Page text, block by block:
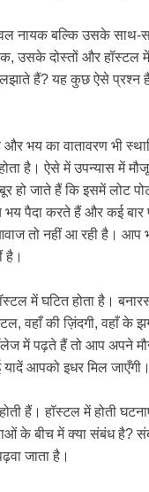
नायक बल्कि उसके
उसके दोस्तों और
हैं? यह कुछ ऐसे प्रश्न
भय का वातावरण भी
है। ऐसे में उपन्यास में
हो जाते हैं कि इसमें लोट
भय पैदा करते हैं और कई
तो नहीं आ रही है। आप
है।
में घटित होता है।
वहाँ की ज़िंदगी, वहाँ के
में पढ़ते हैं तो आप अपने
आपको इधर मिल जाएँगी।
हैं। हॉस्टल में होती
के बीच में क्या संबंध है?
जाता है।